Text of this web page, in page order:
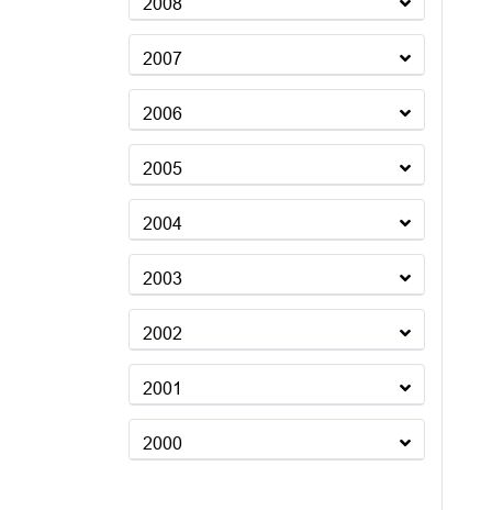
2008
2007
2006
2005
2004
2003
2002
2001
2000